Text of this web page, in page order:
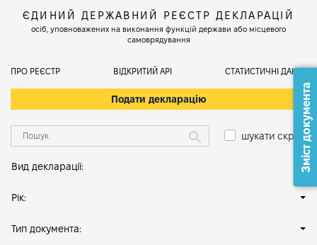
ЄДИНИЙ ДЕРЖАВНИЙ РЕЄСТР ДЕКЛАРАЦІЙ
осіб, уповноважених на виконання функцій держави або місцевого
самоврядування
ПРО РЕЄСТР ВІДКРИТИЙ АРІ СТАТИСТИЧНІ ДАНІ
Подати декларацію
шукати скрізь
Вид декларації:
Рік:
Тип документа:
Зміст документа